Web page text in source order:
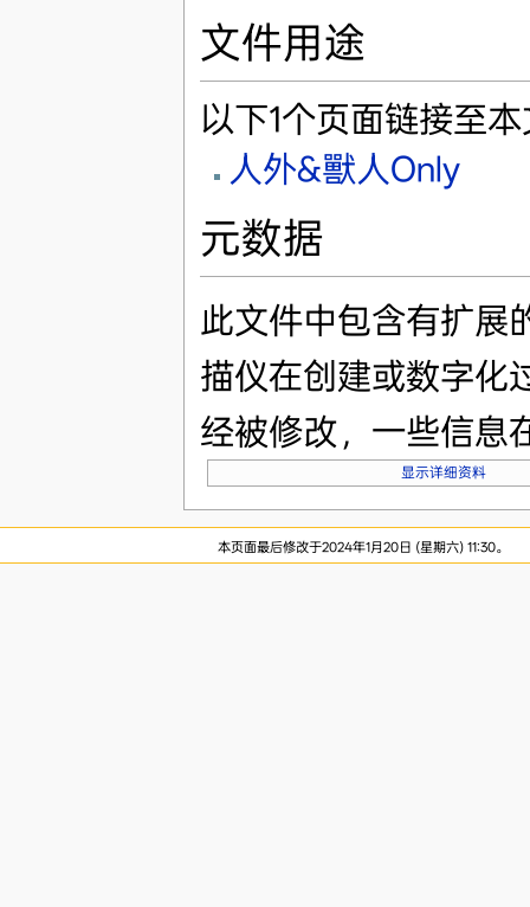
文件用途
以下1个页面链接至
人外&獸人Only
元数据
此文件中包含有扩展
描仪在创建或数字化
经被修改，一些信息
显示详细资料
本页面最后修改于2024年1月20日 (星期六) 11:30。